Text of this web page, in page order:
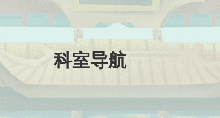
科室导航